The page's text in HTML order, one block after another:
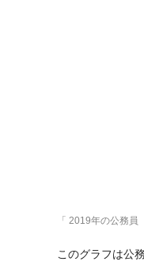
「 2019年の公務員
このグラフは公